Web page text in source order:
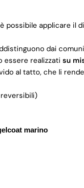
possibile applicare
dai
essere realizzati su
al tatto, che li rende
marino